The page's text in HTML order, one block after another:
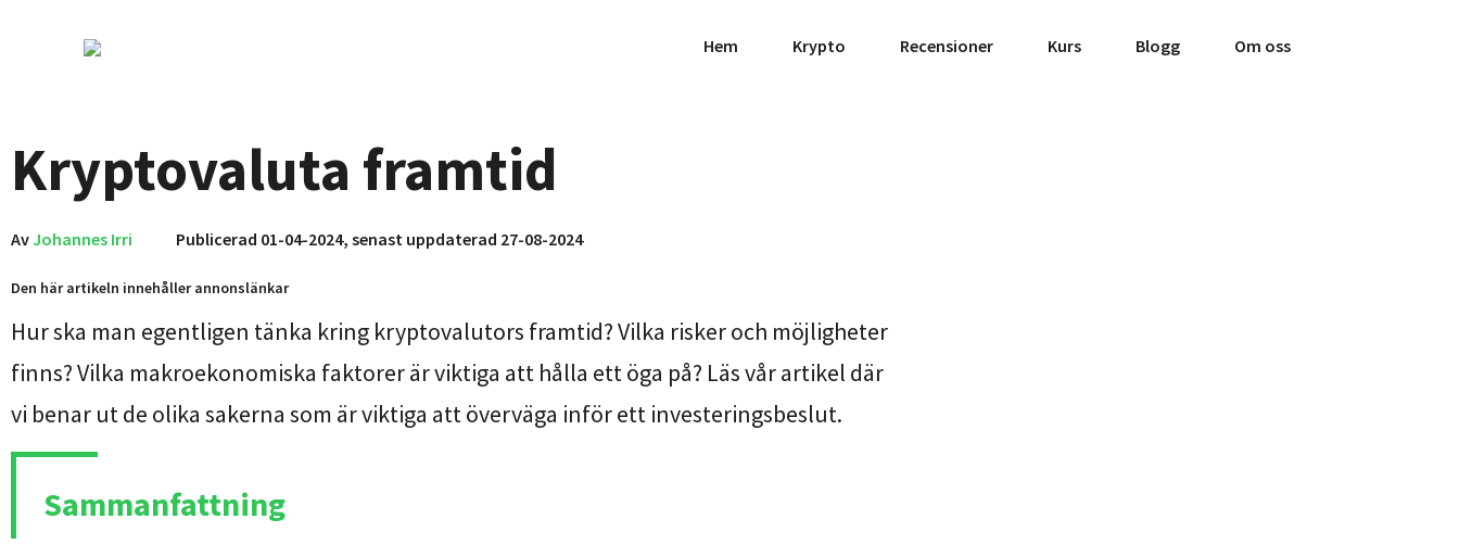
Hem Krypto Recensioner Kurs Blogg Om oss
Kryptovaluta framtid
AvJohannes Irri Publicerad 01-04-2024, senast uppdaterad 27-08-2024
Den här artikeln innehåller annonslänkar
Hur ska man egentligen tänka kring kryptovalutors framtid? Vilka risker och möjligheter
finns? Vilka makroekonomiska faktorer är viktiga att hålla ett öga på? Läs vår artikel där
vi benar ut de olika sakerna som är viktiga att överväga inför ett investeringsbeslut.
Sammanfattning